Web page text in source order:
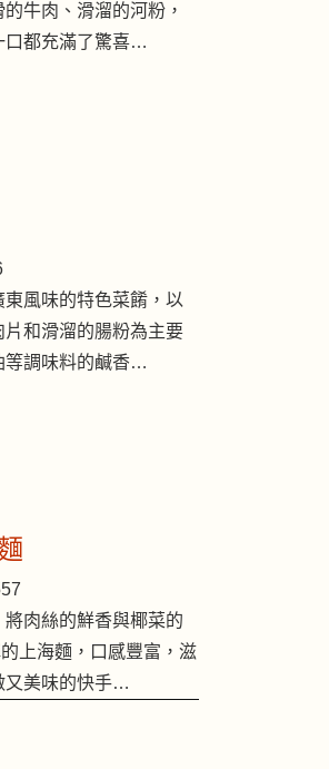
牛肉、滑溜的河粉，
口都充滿了驚喜…
風味的特色菜餚，以
和滑溜的腸粉為主要
等調味料的鹹香…
肉絲的鮮香與椰菜的
上海麵，口感豐富，滋
又美味的快手…